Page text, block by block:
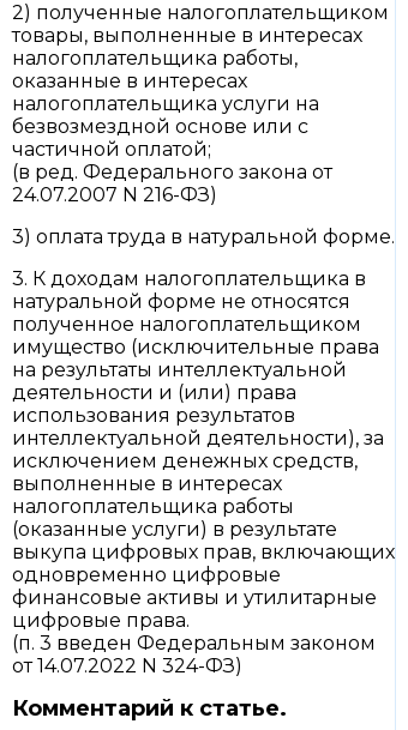
2) полученные налогоплательщиком
товары, выполненные в интересах
налогоплательщика работы,
оказанные в интересах
налогоплательщика услуги на
безвозмездной основе или с
частичной оплатой;
(в ред. Федерального закона от
24.07.2007 N 216-ФЗ)
3) оплата труда в натуральной форме.
3. К доходам налогоплательщика в
натуральной форме не относятся
полученное налогоплательщиком
имущество (исключительные права
на результаты интеллектуальной
деятельности и (или) права
использования результатов
интеллектуальной деятельности), за
исключением денежных средств,
выполненные в интересах
налогоплательщика работы
(оказанные услуги) в результате
выкупа цифровых прав, включающих
одновременно цифровые
финансовые активы и утилитарные
цифровые права.
(п. 3 введен Федеральным законом
от 14.07.2022 N 324-ФЗ)
Комментарий к статье.